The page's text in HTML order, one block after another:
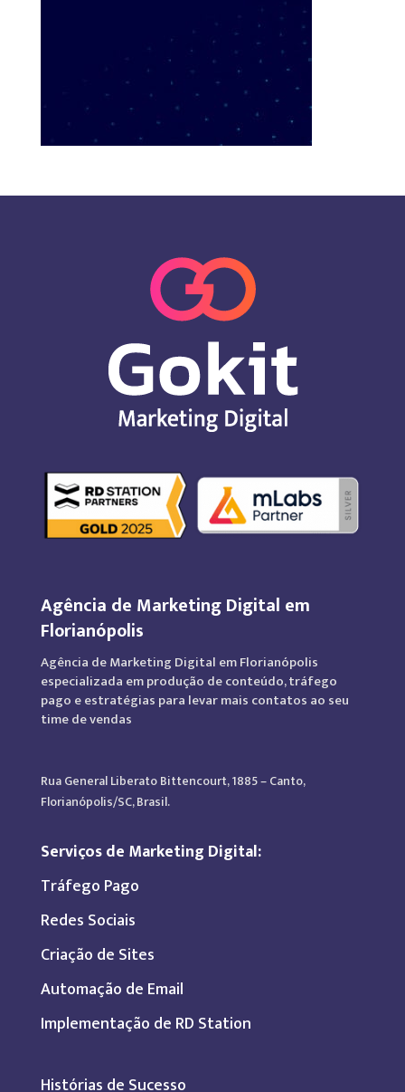
Agência de Marketing Digital em
Florianópolis
Agência de Marketing Digital em Florianópolis
especializada em produção de conteúdo, tráfego
pago e estratégias para levar mais contatos ao seu
time de vendas
Rua General Liberato Bittencourt, 1885 – Canto,
Florianópolis/SC, Brasil.
Serviços de Marketing Digital:
Tráfego Pago
Redes Sociais
Criação de Sites
Automação de Email
Implementação de RD Station
Histórias de Sucesso